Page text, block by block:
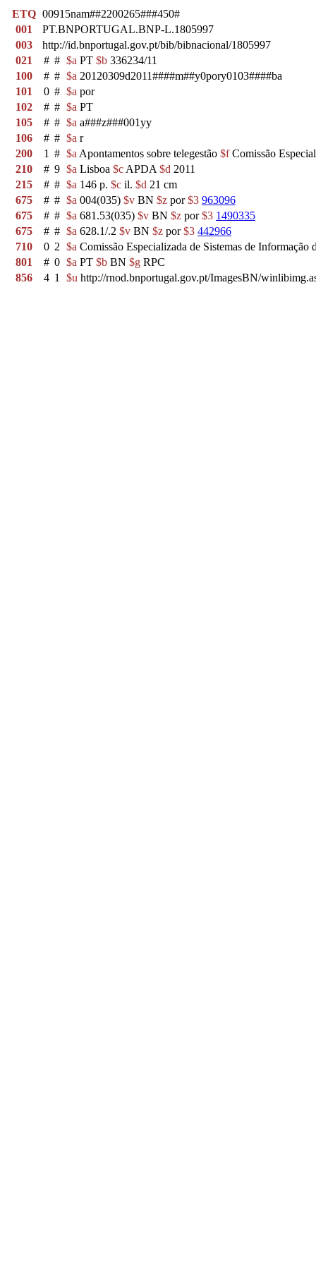
ETQ 00915nam##2200265###450#
001
PT.BNPORTUGAL.BNP-L.1805997
003
http://id.bnportugal.gov.pt/bib/bibnacional/1805997
021
# # $a PT $b 336234/11
100
# # $a 20120309d2011####m##y0pory0103####ba
101
0 # $a por
102
# # $a PT
105
# # $a a###z###001yy
106
# # $a r
200
1 # $a Apontamentos sobre telegestão $fComissão
210
# 9 $a Lisboa $c APDA $d 2011
215
# # $a 146 p. $c il. $d 21 cm
675
# # $a 004(035) $v BN $z por$3 963096
675
# # $a 681.53(035) $v BN $z por$3 1490335
675
# # $a 628.1/.2 $v BN $z por$3 442966
710
0 2 $a Comissão Especializada de Sistemas de
801
# 0 $a PT $b BN $g RPC
856
4 1 $u http://rnod.bnportugal.gov.pt/ImagesBN/